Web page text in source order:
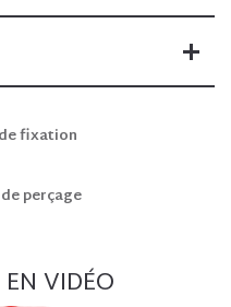
fixation
perçage
EN VIDÉO